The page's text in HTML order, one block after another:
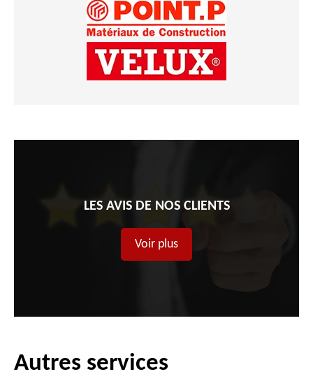
ravaleur et n’hésitez pas à faire une demande de devis pour les différents
travaux nécessaires pour votre maison.
LES AVIS DE NOS CLIENTS
Voir plus
Autres services